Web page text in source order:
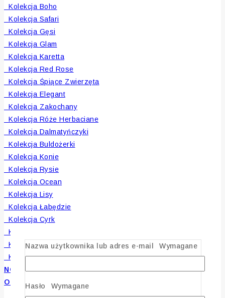
Kolekcja Boho
Kolekcja Safari
Kolekcja Gęsi
Kolekcja Glam
Kolekcja Karetta
Kolekcja Red Rose
Kolekcja Śpiące Zwierzęta
Kolekcja Elegant
Kolekcja Zakochany
Kolekcja Róże Herbaciane
Kolekcja Dalmatyńczyki
Kolekcja Buldożerki
Kolekcja Konie
Kolekcja Rysie
Kolekcja Ocean
Kolekcja Lisy
Kolekcja Łabędzie
Kolekcja Cyrk
Kolekcja Jamniki
Kolekcja Żubry
Kolekcja Peonie
NOWOŚCI
OUTLET
Nazwa użytkownika lub adres e-mail Wymagane
Hasło Wymagane